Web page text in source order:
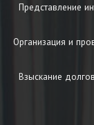
Представление
Организация и
Взыскание